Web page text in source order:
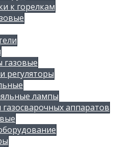
к горелкам
регуляторы
лампы
аппаратов